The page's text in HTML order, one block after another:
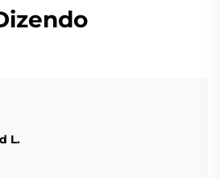
L.